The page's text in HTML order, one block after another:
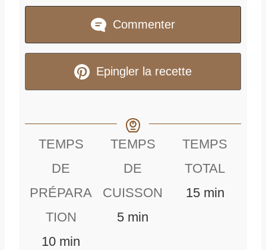
Commenter
Epingler la recette
TEMPS
DE
PRÉPARA
TION
10mmin
TEMPS
DE
CUISSON
5mmin
TEMPS
TOTAL
15mmin